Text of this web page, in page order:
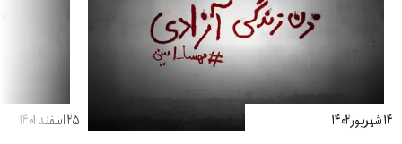
۱۴ شهریور ۱۴۰۲ ۲۵ اسفند ۱۴۰۱